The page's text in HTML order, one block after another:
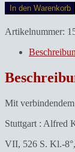
Kant,
Immanuel.Die
drei
Zusammenhang
mit
Gesamtwerk.
In den Warenkorb
Artikelnummer:
Mit
Stuttgart : Alfred
VII, 526 S. Kl.-